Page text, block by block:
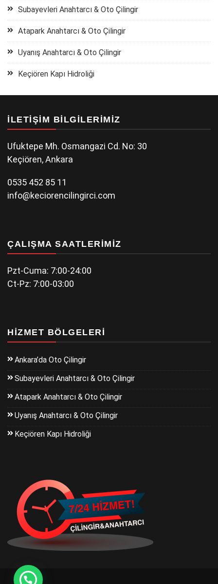
Subayevleri Anahtarcı & Oto Çilingir
Atapark Anahtarcı & Oto Çilingir
Uyanış Anahtarcı & Oto Çilingir
Keçiören Kapı Hidroliği
İLETIŞIM BILGILERIMIZ
Ufuktepe Mh. Osmangazi Cd. No: 30
Keçiören, Ankara
0535 452 85 11
info@keciorencilingirci.com
ÇALIŞMA SAATLERIMIZ
Pzt-Cuma: 7:00-24:00
Ct-Pz: 7:00-03:00
HIZMET BÖLGELERI
Ankara’da Oto Çilingir
Subayevleri Anahtarcı & Oto Çilingir
Atapark Anahtarcı & Oto Çilingir
Uyanış Anahtarcı & Oto Çilingir
Keçiören Kapı Hidroliği